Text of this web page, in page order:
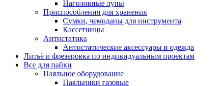
Наголовные лупы
Приспособления для хранения
Сумки, чемоданы для инструмента
Кассетницы
Антистатика
Антистатические аксессуары и одежда
Литьё и фрезеровка по индивидуальным проектам
Все для пайки
Паяльное оборудование
Паяльники газовые